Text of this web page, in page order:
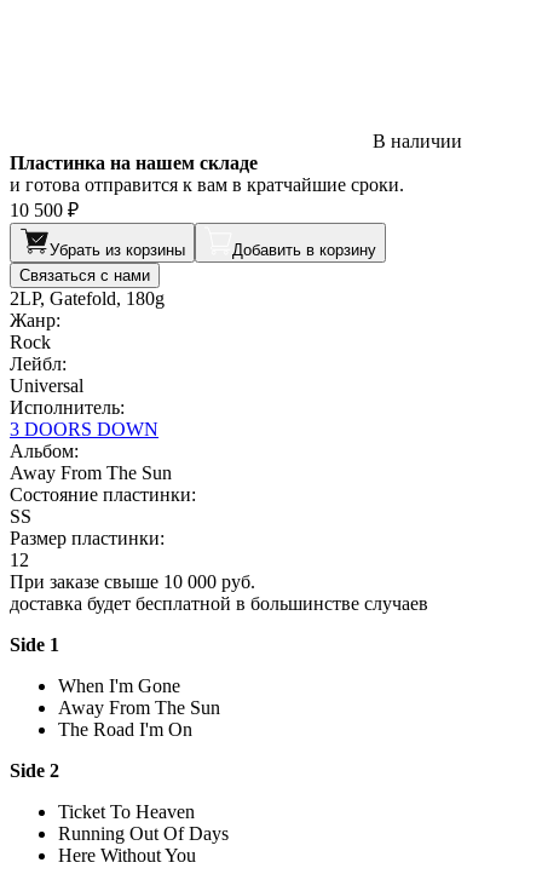
В наличии
Пластинка на нашем складе
и готова отправится к вам в кратчайшие сроки.
10 500 ₽
Убрать из корзины
Добавить в корзину
Связаться с нами
2LP, Gatefold, 180g
Жанр:
Rock
Лейбл:
Universal
Исполнитель:
3 DOORS DOWN
Альбом:
Away From The Sun
Состояние пластинки:
SS
Размер пластинки:
12
При заказе свыше 10 000 руб.
доставка будет бесплатной в большинстве случаев
Side 1
When I'm Gone
Away From The Sun
The Road I'm On
Side 2
Ticket To Heaven
Running Out Of Days
Here Without You